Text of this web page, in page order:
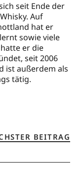
seit Ende der
Auf
hat er
sowie viele
er die
seit 2006
ist außerdem als
tätig.
BEITRAG